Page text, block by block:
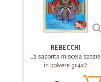
REBECCHI
La saporita miscela spezie
in polvere gr.4x2